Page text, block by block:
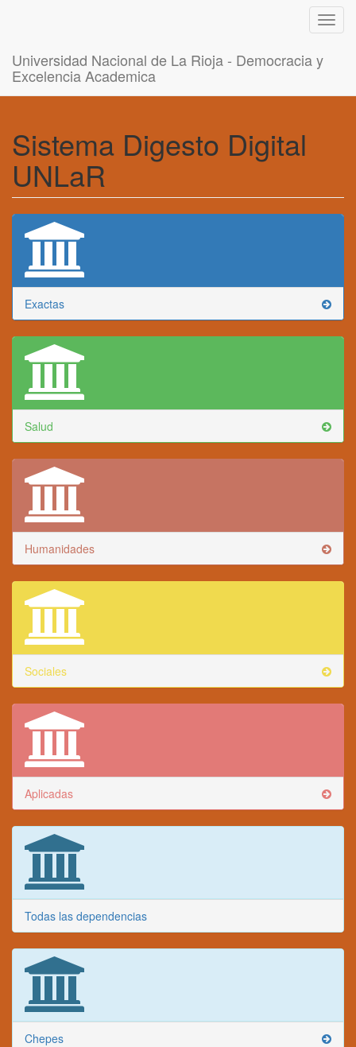
Universidad Nacional de La Rioja - Democracia y
Excelencia Academica
Sistema Digesto Digital
UNLaR
Exactas
Salud
Humanidades
Sociales
Aplicadas
Todas las dependencias
Chepes